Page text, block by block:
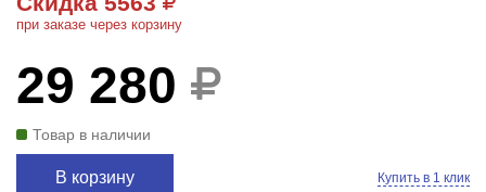
при заказе через корзину
29 280
Товар в наличии
В корзину Купить в 1 клик